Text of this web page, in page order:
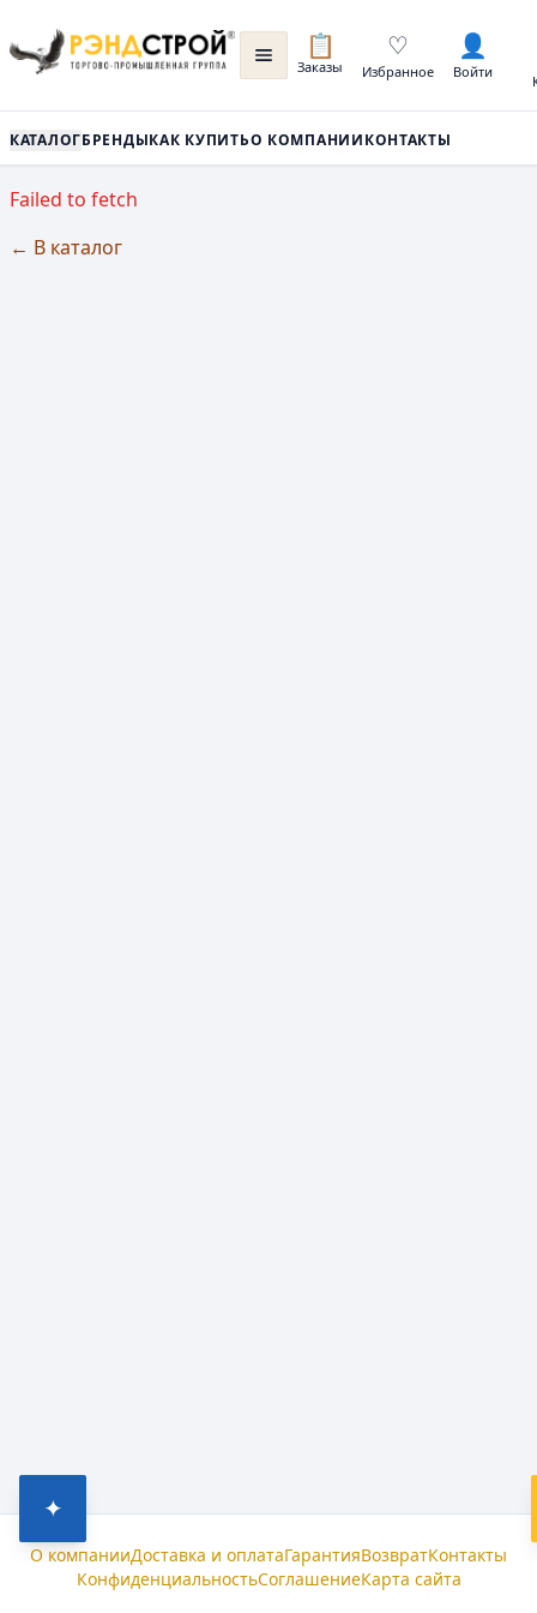
📋
Заказы
♡
Избранное
👤
Войти
КАТАЛОГБРЕНДЫКАК КУПИТЬО КОМПАНИИКОНТАКТЫ
Failed to fetch
← В каталог
✦
О компанииДоставка и оплатаГарантияВозвратКонтакты
КонфиденциальностьСоглашениеКарта сайта